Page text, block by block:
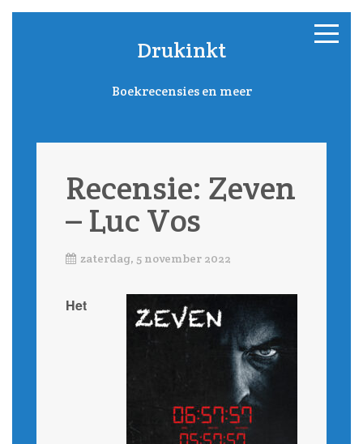
Drukinkt
Boekrecensies en meer
Recensie: Zeven
– Luc Vos
zaterdag, 5 november 2022
Het